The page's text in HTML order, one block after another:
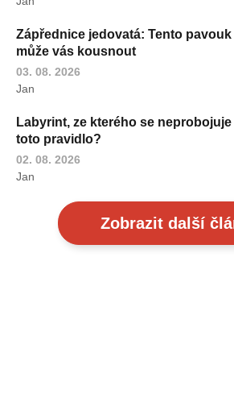
Zápřednice jedovatá: Tento
může vás kousnout
03. 08. 2026
Jan
Labyrint, ze kterého se
toto pravidlo?
02. 08. 2026
Jan
Zobrazit další